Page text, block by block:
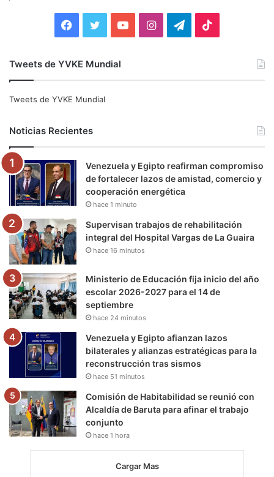
:
e
o
t
e
r
b
e
I
g
r
a
m
r
a
m
k
Tweets de YVKE Mundial
Tweets de YVKE Mundial
Noticias Recientes
Venezuela y Egipto reafirman compromiso
de fortalecer lazos de amistad, comercio y
cooperación energética
hace 1 minuto
Supervisan trabajos de rehabilitación
integral del Hospital Vargas de La Guaira
hace 16 minutos
Ministerio de Educación fija inicio del año
escolar 2026-2027 para el 14 de
septiembre
hace 24 minutos
Venezuela y Egipto afianzan lazos
bilaterales y alianzas estratégicas para la
reconstrucción tras sismos
hace 51 minutos
Comisión de Habitabilidad se reunió con
Alcaldía de Baruta para afinar el trabajo
conjunto
hace 1 hora
Cargar Mas